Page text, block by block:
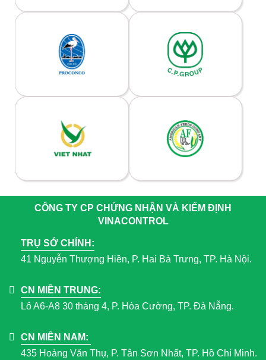
CÔNG TY CP CHỨNG NHẬN VÀ KIỂM ĐỊNH
VINACONTROL
TRỤ SỞ CHÍNH:
41 Nguyễn Thượng Hiền, P. Hai Bà Trưng, TP. Hà Nội.
CN MIỀN TRUNG:
Lô A6-A8 30 tháng 4, P. Hòa Cường, TP. Đà Nẵng.
CN MIỀN NAM:
435 Hoàng Văn Thụ, P. Tân Sơn Nhất, TP. Hồ Chí Minh.